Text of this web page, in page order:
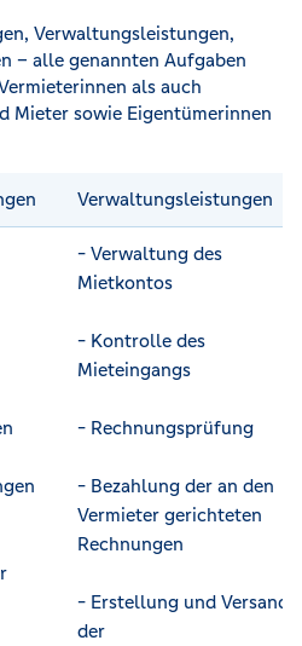
Verwaltungsleistungen,
– alle genannten Aufgaben
als auch
Mieter sowie Eigentümerinnen
Verwaltungsleistungen
- Verwaltung des
Mietkontos
- Kontrolle des
Mieteingangs
- Rechnungsprüfung
- Bezahlung der an den
Vermieter gerichteten
Rechnungen
- Erstellung und Versand
der